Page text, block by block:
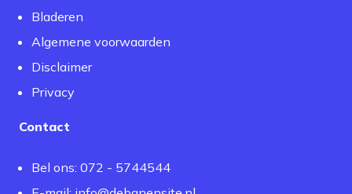
Bladeren
Algemene voorwaarden
Disclaimer
Privacy
Contact
Bel ons: 072 - 5744544